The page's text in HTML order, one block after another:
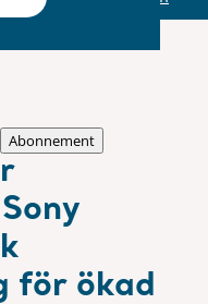
Abonnement
för ökad